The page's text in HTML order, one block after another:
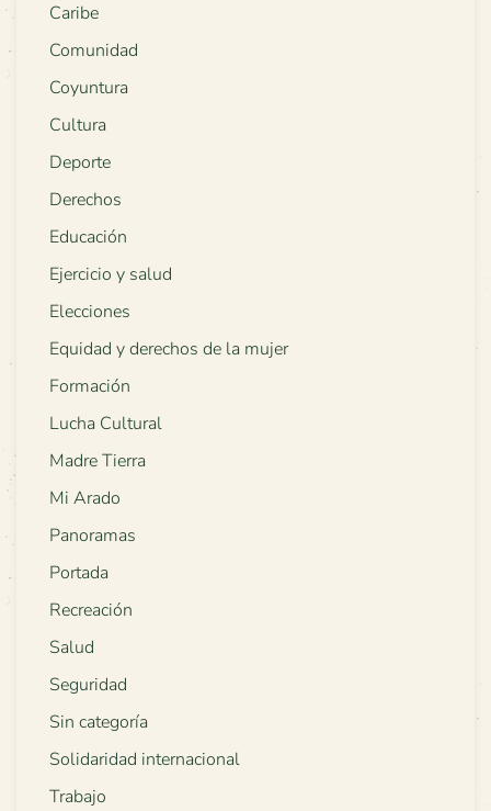
Caribe
Comunidad
Coyuntura
Cultura
Deporte
Derechos
Educación
Ejercicio y salud
Elecciones
Equidad y derechos de la mujer
Formación
Lucha Cultural
Madre Tierra
Mi Arado
Panoramas
Portada
Recreación
Salud
Seguridad
Sin categoría
Solidaridad internacional
Trabajo